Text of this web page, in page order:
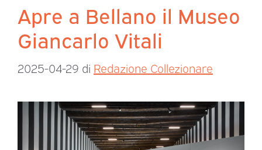
Apre a Bellano il Museo
Giancarlo Vitali
2025-04-29 di Redazione Collezionare